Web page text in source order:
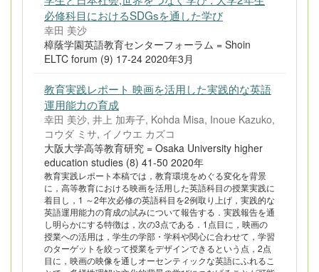
必修科目におけるSDGsを通した学び
幸田 美沙
樟蔭学園英語教育センターフォーラム = Shoin
ELTC forum (9) 17-24 2020年3月
教育実践レポート 映画を活用した実践的な英語
運用能力の育成
幸田 美沙, 井上 加寿子, Kohda Misa, Inoue Kazuko,
コウダ ミサ, イノウエ カズコ
大阪大学高等教育研究 = Osaka University higher
education studies (8) 41-50 2020年
教育実践レポート本稿では，教育環境をめぐる変化を背景
に，高等教育における映画を活用した英語科目の授業実践に
着目し，1 ～2年次必修の英語科目を2例取り上げ，実践的な
英語運用能力の育成の試みについて報告する．実践報告を通
し明らかにする特徴は，次の3点である．1点目に，映画の
授業への活用は，学生の学部・学科や関心に合わせて，学習
のターゲットを絞って授業をデザインできるという点，2点
目に，映画の映像を通しオーセンティックな英語にふれるこ